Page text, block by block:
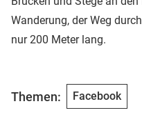
Wanderung, der Weg
nur 200 Meter lang.
Themen: Facebook